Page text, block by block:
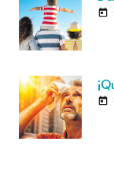
today
today